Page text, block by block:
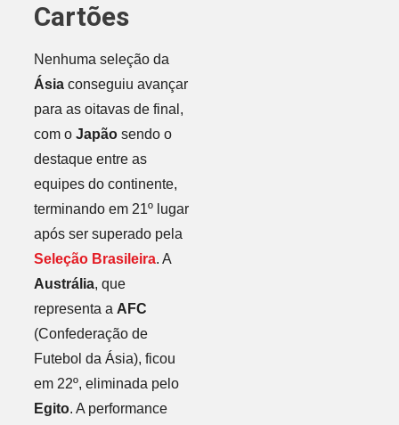
Cartões
Nenhuma seleção da
Ásiaconseguiu avançar
para as oitavas de final,
com o Japãosendo o
destaque entre as
equipes do continente,
terminando em 21º lugar
após ser superado pela
Seleção Brasileira. A
Austrália, que
representa a AFC
(Confederação de
Futebol da Ásia), ficou
em 22º, eliminada pelo
Egito. A performance